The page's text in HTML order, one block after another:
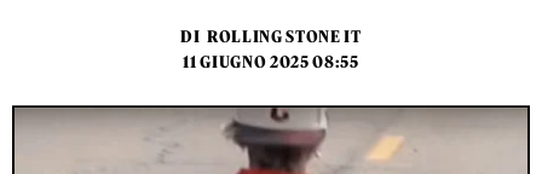
DI ROLLING STONE IT
11 GIUGNO 2025 08:55